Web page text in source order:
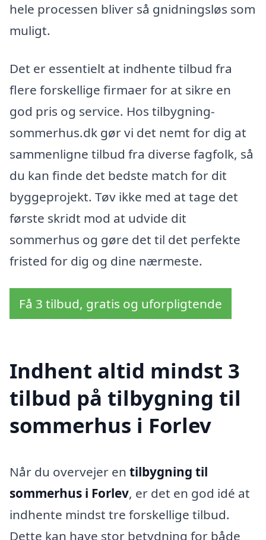
hele processen bliver så gnidningsløs som
muligt.
Det er essentielt at indhente tilbud fra
flere forskellige firmaer for at sikre en
god pris og service. Hos tilbygning-
sommerhus.dk gør vi det nemt for dig at
sammenligne tilbud fra diverse fagfolk, så
du kan finde det bedste match for dit
byggeprojekt. Tøv ikke med at tage det
første skridt mod at udvide dit
sommerhus og gøre det til det perfekte
fristed for dig og dine nærmeste.
Få 3 tilbud, gratis og uforpligtende
Indhent altid mindst 3
tilbud på tilbygning til
sommerhus i Forlev
Når du overvejer en tilbygning til
sommerhus i Forlev, er det en god idé at
indhente mindst tre forskellige tilbud.
Dette kan have stor betydning for både